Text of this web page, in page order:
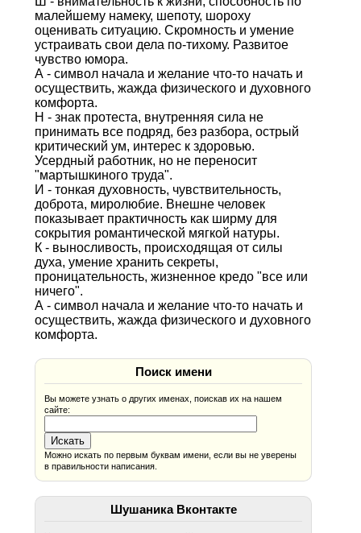
малейшему намеку, шепоту, шороху
оценивать ситуацию. Скромность и умение
устраивать свои дела по-тихому. Развитое
чувство юмора.
А - символ начала и желание что-то начать и
осуществить, жажда физического и духовного
комфорта.
Н - знак протеста, внутренняя сила не
принимать все подряд, без разбора, острый
критический ум, интерес к здоровью.
Усердный работник, но не переносит
"мартышкиного труда".
И - тонкая духовность, чувствительность,
доброта, миролюбие. Внешне человек
показывает практичность как ширму для
сокрытия романтической мягкой натуры.
К - выносливость, происходящая от силы
духа, умение хранить секреты,
проницательность, жизненное кредо "все или
ничего".
А - символ начала и желание что-то начать и
осуществить, жажда физического и духовного
комфорта.
Поиск имени
Вы можете узнать о других именах, поискав их на нашем
сайте:
Можно искать по первым буквам имени, если вы не уверены
в правильности написания.
Шушаника Вконтакте